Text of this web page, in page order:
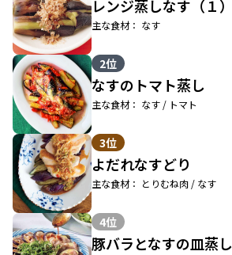
レンジ蒸しなす（１）
主な食材： なす
2位
なすのトマト蒸し
主な食材： なす / トマト
3位
よだれなすどり
主な食材： とりむね肉 / なす
4位
豚バラとなすの皿蒸し